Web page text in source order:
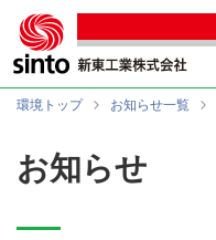
環境トップ お知らせ一覧
お知らせ